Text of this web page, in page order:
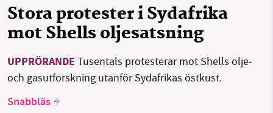
MILJÖFAKTA
OM OSS
Sök Sparade inlägg Tipsa oss
Stora protester i Sydafrika
mot Shells oljesatsning
UPPRÖRANDE Tusentals protesterar mot Shells olje-
och gasutforskning utanför Sydafrikas östkust.
Snabbläs